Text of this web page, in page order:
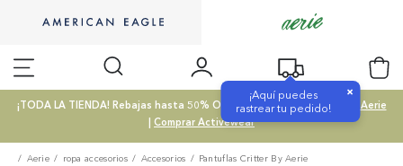
¡Aquí puedes
rastrear tu pedido!
×
¡TODA LA TIENDA! Rebajas hasta 50% OFF |Comprar SALE|Comprar Aerie
| Comprar Activewear
Aerie ropa accesorios Accesorios Pantuflas Critter By Aerie